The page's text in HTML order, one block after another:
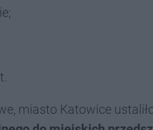
miasto Katowice